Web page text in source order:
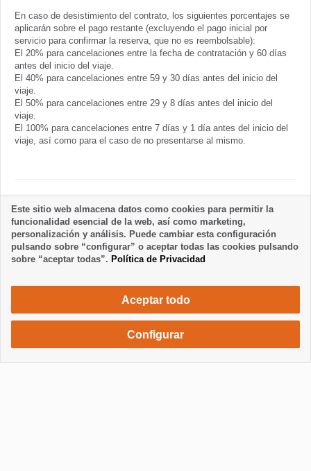
En caso de desistimiento del contrato, los siguientes porcentajes se
aplicarán sobre el pago restante (excluyendo el pago inicial por
servicio para confirmar la reserva, que no es reembolsable):
El 20% para cancelaciones entre la fecha de contratación y 60 días
antes del inicio del viaje.
El 40% para cancelaciones entre 59 y 30 días antes del inicio del
viaje.
El 50% para cancelaciones entre 29 y 8 días antes del inicio del
viaje.
El 100% para cancelaciones entre 7 días y 1 día antes del inicio del
viaje, así como para el caso de no presentarse al mismo.
Normas del alojamiento
540 €/ semana
Este sitio web almacena datos como cookies para permitir la
funcionalidad esencial de la web, así como marketing,
personalización y análisis. Puede cambiar esta configuración
pulsando sobre “configurar” o aceptar todas las cookies pulsando
sobre “aceptar todas”. Política de Privacidad
Aceptar todo
Configurar